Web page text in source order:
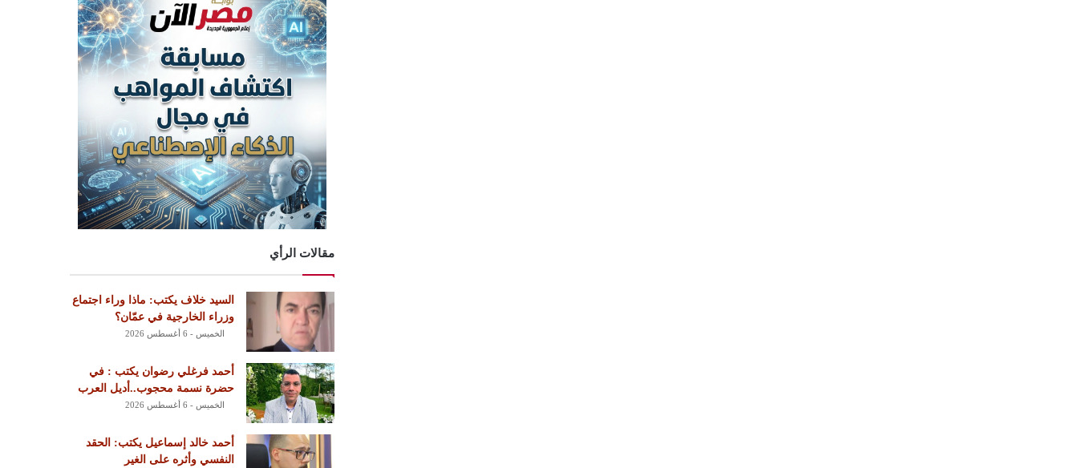
مقالات الرأي
السيد خلاف يكتب: ماذا وراء اجتماع
وزراء الخارجية في عمّان؟
الخميس - 6 أغسطس 2026
أحمد فرغلي رضوان يكتب : في
حضرة نسمة محجوب..أديل العرب
الخميس - 6 أغسطس 2026
أحمد خالد إسماعيل يكتب: الحقد
النفسي وأثره على الغير